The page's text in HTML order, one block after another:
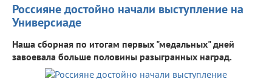
Россияне достойно начали выступление на
Универсиаде
Наша сборная по итогам первых "медальных" дней
завоевала больше половины разыгранных наград.